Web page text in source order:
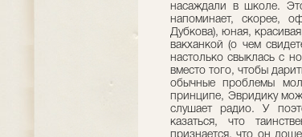
насаждали в школе.
напоминает, скорее,
Дубкова), юная,
вакханкой (о чем
настолько свыклась с
вместо того, чтобы
обычные проблемы
принципе, Эвридику
слушает радио. У
казаться, что